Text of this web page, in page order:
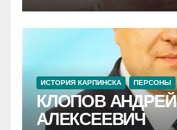
ИСТОРИЯ КАРПИНСКА ПЕРСОНЫ
КЛОПОВ АНДРЕЙ
АЛЕКСЕЕВИЧ